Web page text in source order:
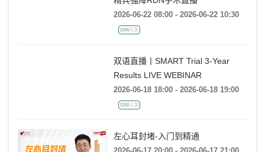
精兵强降RDN手术直播
双语直播丨SMART Trial 3-Year
左心耳封堵-入门到精通